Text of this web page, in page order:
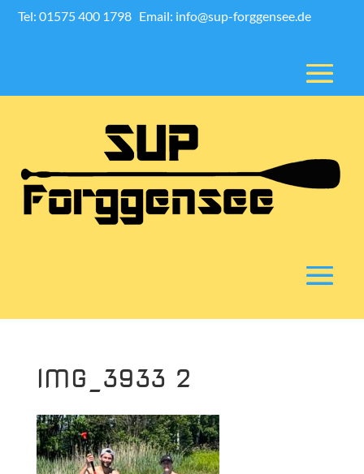
Tel: 01575 400 1798 Email: info@sup-forggensee.de
IMG_3933 2